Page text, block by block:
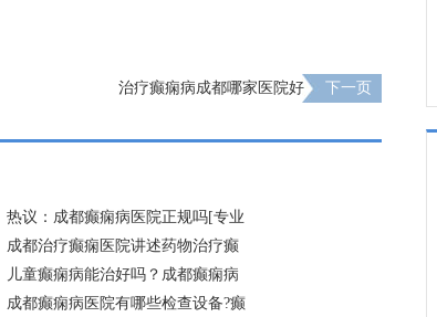
治疗癫痫病成都哪家医院好 下一页
热议：成都癫痫病医院正规吗[专业
成都治疗癫痫医院讲述药物治疗癫
儿童癫痫病能治好吗？成都癫痫病
成都癫痫病医院有哪些检查设备?癫